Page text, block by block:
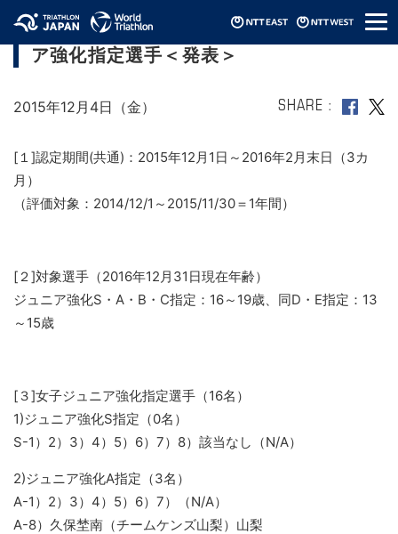
メ
ニ
2016年第1期JTUトライアスロン・ ジュニ
ア強化指定選手＜発表＞
2015年12月4日（金） SHARE
[１]認定期間(共通)：2015年12月1日～2016年2月末日（3カ
月）
（評価対象：2014/12/1～2015/11/30＝1年間）
[２]対象選手（2016年12月31日現在年齢）
ジュニア強化S・A・B・C指定：16～19歳、同D・E指定：13
～15歳
[３]女子ジュニア強化指定選手（16名）
1)ジュニア強化S指定（0名）
S-1）2）3）4）5）6）7）8）該当なし（N/A）
2)ジュニア強化A指定（3名）
A-1）2）3）4）5）6）7）（N/A）
A-8）久保埜南（チームケンズ山梨）山梨